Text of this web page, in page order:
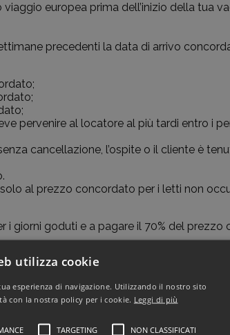
europea prima dell’inizio della tua
precedenti la data di arrivo
pervenire al locatore al più tardi entro i
cancellazione, l’ospite o il cliente è
al prezzo concordato per i letti non
i giorni goduti e a pagare il 70% del
utilizza cookie
esperienza di navigazione. Utilizzando il nostro sito
con la nostra policy per i cookie. Leggi di più
TARGETING NON CLASSIFICATI